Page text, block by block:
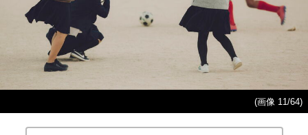
(画像 11/64)